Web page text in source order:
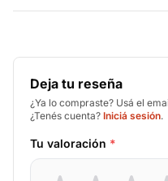
Deja tu reseña
¿Ya lo compraste? Usá el
¿Tenés cuenta? Iniciá sesión.
Tu valoración *